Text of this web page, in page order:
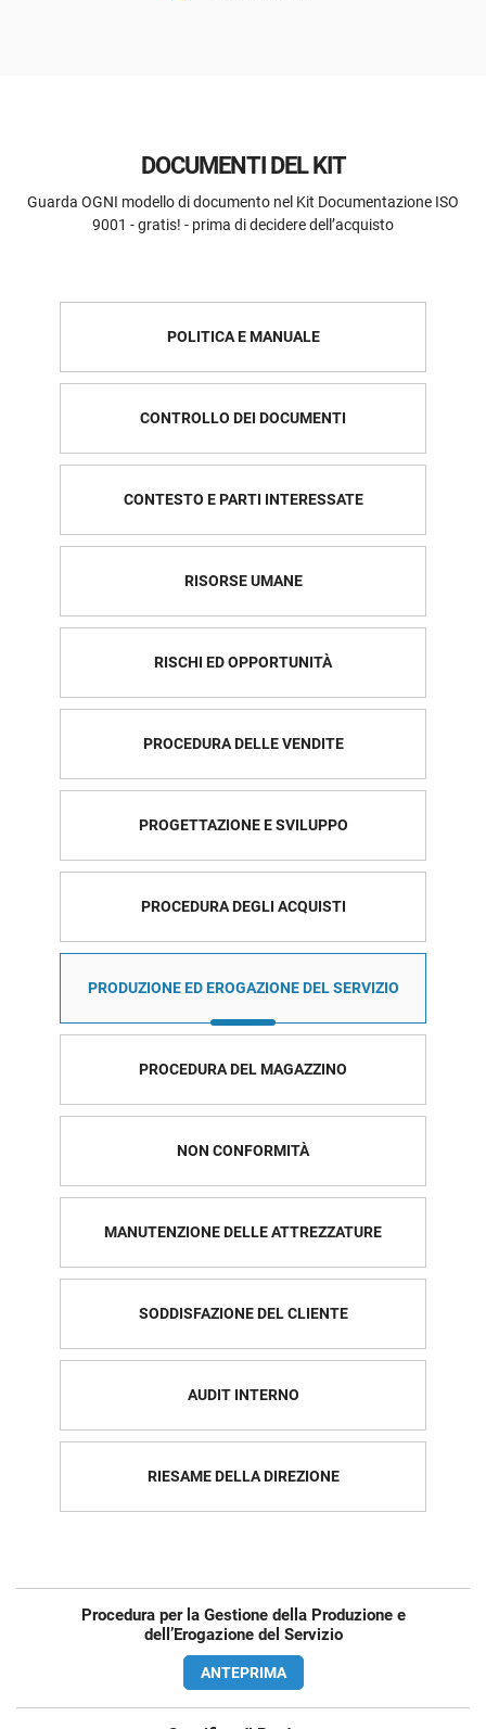
DOCUMENTI DEL KIT
Guarda OGNI modello di documento nel Kit Documentazione ISO
9001 - gratis! - prima di decidere dell’acquisto
POLITICA E MANUALE
CONTROLLO DEI DOCUMENTI
CONTESTO E PARTI INTERESSATE
RISORSE UMANE
RISCHI ED OPPORTUNITÀ
PROCEDURA DELLE VENDITE
PROGETTAZIONE E SVILUPPO
PROCEDURA DEGLI ACQUISTI
PRODUZIONE ED EROGAZIONE DEL SERVIZIO
PROCEDURA DEL MAGAZZINO
NON CONFORMITÀ
MANUTENZIONE DELLE ATTREZZATURE
SODDISFAZIONE DEL CLIENTE
AUDIT INTERNO
RIESAME DELLA DIREZIONE
Procedura per la Gestione della Produzione e
dell’Erogazione del Servizio
ANTEPRIMA